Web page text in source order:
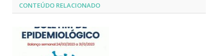
CONTEÚDO RELACIONADO